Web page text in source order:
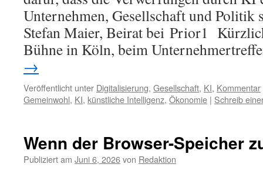
Unternehmen, Gesellschaft und Politik
Stefan Maier, Beirat bei Prior1
Bühne in Köln, beim
→
Veröffentlicht unter Digitalisierung, Gesellschaft, KI, Kommentar
Gemeinwohl, KI, künstliche Intelligenz, Ökonomie | Schreib
Wenn der Browser-Speicher
Publiziert am Juni 6, 2026von Redaktion